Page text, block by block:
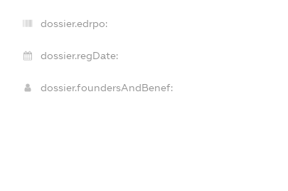
dossier.edrpo:
dossier.regDate:
dossier.foundersAndBenef: